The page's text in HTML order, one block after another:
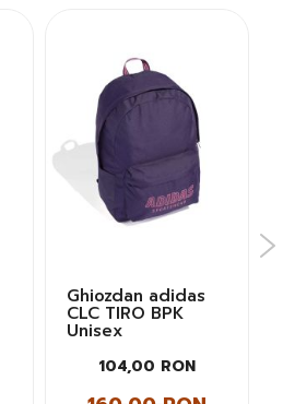
Ghiozdan adidas
CLC TIRO BPK
Unisex
104,00 RON